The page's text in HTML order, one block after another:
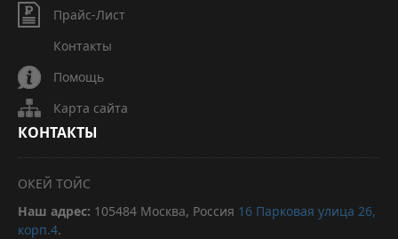
Прайс-Лист
Контакты
Помощь
Карта сайта
КОНТАКТЫ
ОКЕЙ ТОЙС
Наш адрес: 105484 Москва, Россия 16 Парковая улица 26,
корп.4.